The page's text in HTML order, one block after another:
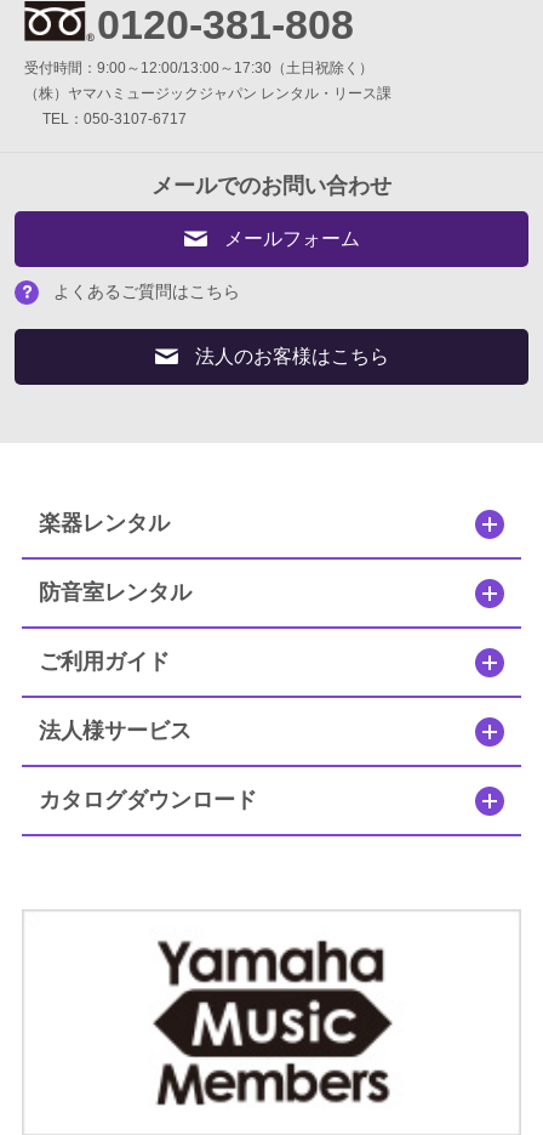
管楽器
弦楽器
アコースティックピアノ
セフィーネNS MCプラン
メールお問い合わせ
0120-381-808
9:00～12:00 / 13:00～17:30
（土・日・祝日を除く）
（株）ヤマハミュージックジャパン レンタル・リース課
0120-381-808
受付時間：9:00～12:00/13:00～17:30（土日祝除く）
（株）ヤマハミュージックジャパン レンタル・リース課
TEL：050-3107-6717
メールでのお問い合わせ
メールフォーム
よくあるご質問はこちら
法人のお客様はこちら
楽器レンタル
防音室レンタル
ご利用ガイド
法人様サービス
カタログダウンロード